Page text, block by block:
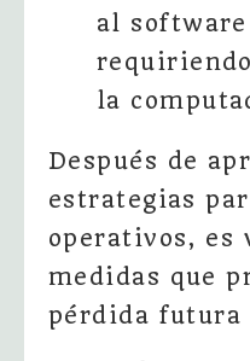
al
la
Después de
estrategias
operativos,
medidas que
pérdida futura